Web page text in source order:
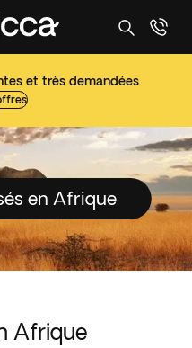
et très demandées
en Afrique
Afrique